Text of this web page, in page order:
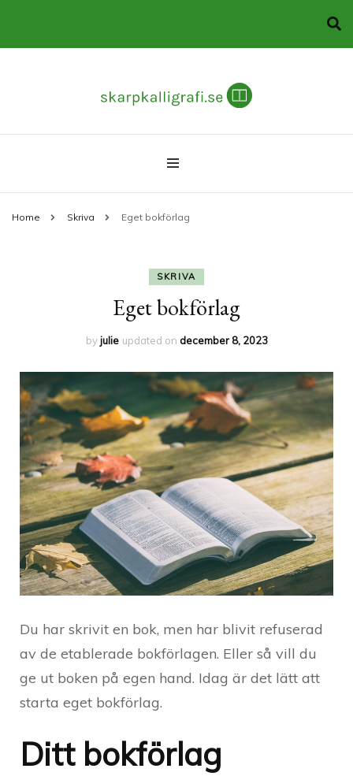
skarpkalligrafi.se
Home Skriva Eget bokförlag
SKRIVA
Eget bokförlag
byjulie updated on december 8, 2023
Du har skrivit en bok, men har blivit refuserad
av de etablerade bokförlagen. Eller så vill du
ge ut boken på egen hand. Idag är det lätt att
starta eget bokförlag.
Ditt bokförlag